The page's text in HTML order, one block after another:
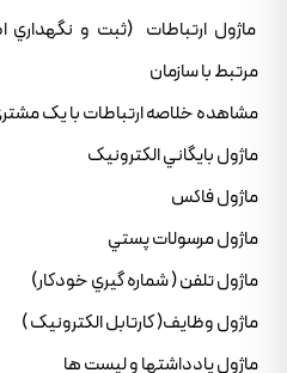
ماژول ارتباطات (ثبت و نگهداري
مرتبط با سازمان
مشاهده خلاصه ارتباطات با يک
ماژول بايگاني الکترونيک
ماژول فاکس
ماژول مرسولات پستي
ماژول تلفن ( شماره گيري خودکار)
ماژول وظايف( کارتابل الکترونيک )
ماژول يادداشتها و ليست ها